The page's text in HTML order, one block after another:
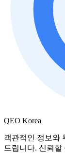
QEO Korea
객관적인 정보와
드립니다. 신뢰